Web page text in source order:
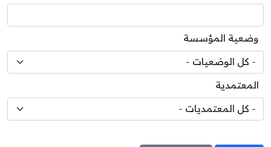
وضعية المؤسسة
المعتمدية